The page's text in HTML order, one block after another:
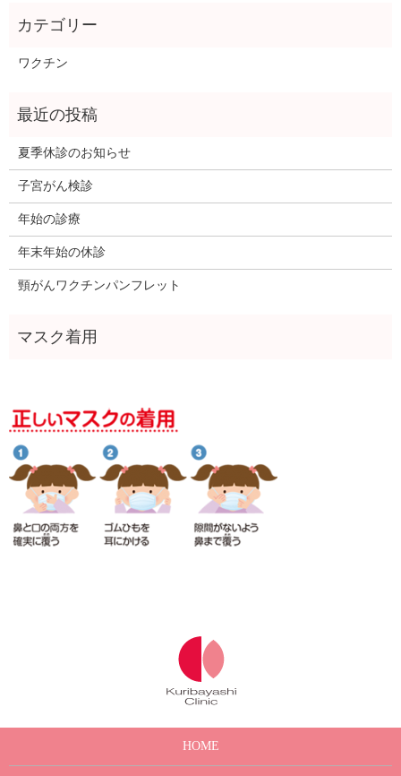
ワクチン
夏季休診のお知らせ
子宮がん検診
年始の診療
年末年始の休診
頸がんワクチンパンフレット
HOME